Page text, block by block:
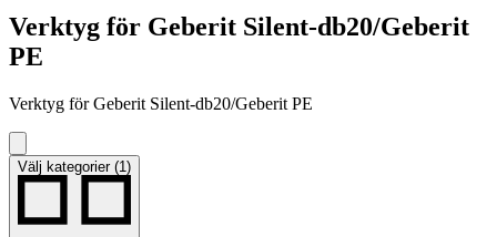
Verktyg för Geberit Silent-db20/Geberit
PE
Verktyg för Geberit Silent-db20/Geberit PE
Välj kategorier (1)